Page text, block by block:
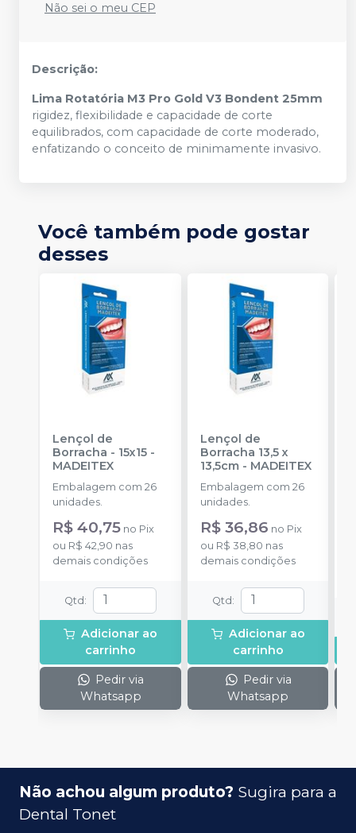
Não sei o meu CEP
Descrição:
Lima Rotatória M3 Pro Gold V3 Bondent 25mm
rigidez, flexibilidade e capacidade de corte
equilibrados, com capacidade de corte moderado,
enfatizando o conceito de minimamente invasivo.
Você também pode gostar
desses
Lençol de
Borracha - 15x15 -
MADEITEX
Embalagem com 26
unidades.
R$ 40,75 no Pix
ou R$ 42,90 nas
demais condições
Qtd :
Adicionar ao
carrinho
Pedir via
Whatsapp
Lençol de
Borracha 13,5 x
13,5cm- MADEITEX
Embalagem com 26
unidades.
R$ 36,86 no Pix
ou R$ 38,80 nas
demais condições
Qtd :
Adicionar ao
carrinho
Pedir via
Whatsapp
Não achou algum produto? Sugira para a
Dental Tonet